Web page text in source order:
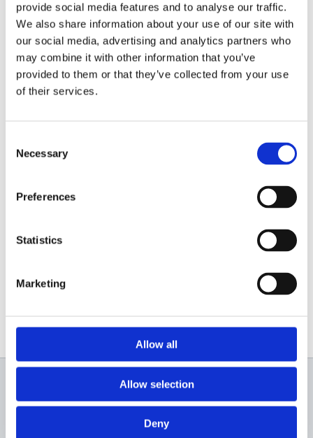
provide social media features and to analyse our traffic.
We also share information about your use of our site with
our social media, advertising and analytics partners who
may combine it with other information that you’ve
provided to them or that they’ve collected from your use
of their services.
Selection
Necessary
Preferences
Statistics
Marketing
Allow all
Allow selection
Deny
COD IM1188166
Plan de taiere suplimentar IMER pentru Combi 250 VA
Newsletter
Profită de super reduceri!